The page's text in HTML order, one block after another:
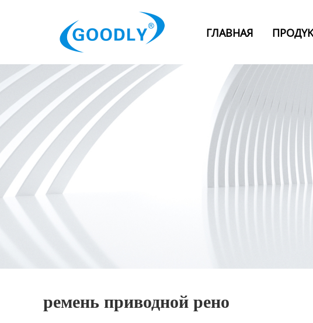
ГЛАВНАЯ
ОТРАСЛИ
Категория
Новости
Контакты
ремень приводной рено